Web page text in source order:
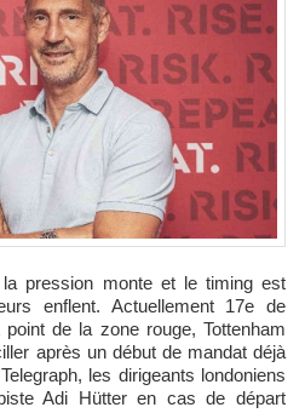
enflent. Actuellement 17e de
de la zone rouge, Tottenham
après un début de mandat déjà
les dirigeants londoniens
Adi Hütter en cas de départ